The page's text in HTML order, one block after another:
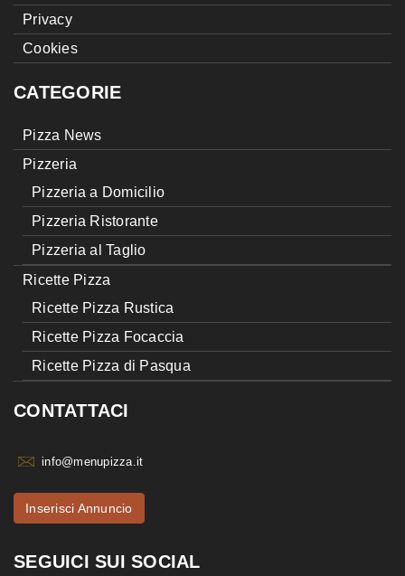
Privacy
Cookies
CATEGORIE
Pizza News
Pizzeria
Pizzeria a Domicilio
Pizzeria Ristorante
Pizzeria al Taglio
Ricette Pizza
Ricette Pizza Rustica
Ricette Pizza Focaccia
Ricette Pizza di Pasqua
CONTATTACI
info@menupizza.it
Inserisci Annuncio
SEGUICI SUI SOCIAL